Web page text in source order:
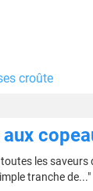
croûte
les
tranche de..."